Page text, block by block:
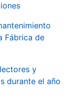
Fábrica de
y
durante el año